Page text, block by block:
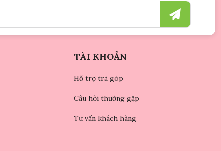
TÀI KHOẢN
Hỗ trợ trả góp
Câu hỏi thường gặp
Tư vấn khách hàng